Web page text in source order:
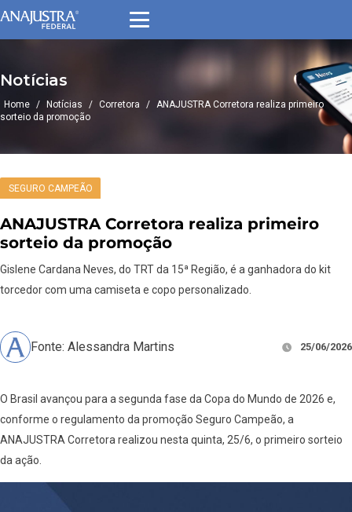
Notícias
Home / Notícias / Corretora / ANAJUSTRA Corretora realiza primeiro
sorteio da promoção
SEGURO CAMPEÃO
ANAJUSTRA Corretora realiza primeiro
sorteio da promoção
Gislene Cardana Neves, do TRT da 15ª Região, é a ganhadora do kit
torcedor com uma camiseta e copo personalizado.
Fonte: Alessandra Martins 25/06/2026
O Brasil avançou para a segunda fase da Copa do Mundo de 2026 e,
conforme o regulamento da promoção Seguro Campeão, a
ANAJUSTRA Corretora realizou nesta quinta, 25/6, o primeiro sorteio
da ação.